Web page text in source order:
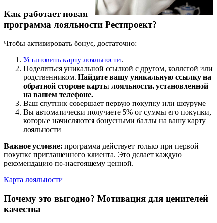
Как работает новая
программа лояльности Рестпроект?
Чтобы активировать бонус, достаточно:
Установить карту лояльности.
Поделиться уникальной ссылкой с другом, коллегой или
родственником. Найдите вашу уникальную ссылку на
обратной стороне карты лояльности, установленной
на вашем телефоне.
Ваш спутник совершает первую покупку или шоуруме
Вы автоматически получаете 5% от суммы его покупки,
которые начисляются бонусными баллы на вашу карту
лояльности.
Важное условие: программа действует только при первой
покупке приглашенного клиента. Это делает каждую
рекомендацию по-настоящему ценной.
Карта лояльности
Почему это выгодно? Мотивация для ценителей
качества